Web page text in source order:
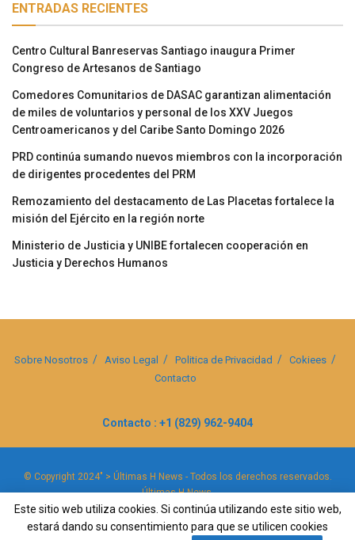
ENTRADAS RECIENTES
Centro Cultural Banreservas Santiago inaugura Primer
Congreso de Artesanos de Santiago
Comedores Comunitarios de DASAC garantizan alimentación
de miles de voluntarios y personal de los XXV Juegos
Centroamericanos y del Caribe Santo Domingo 2026
PRD continúa sumando nuevos miembros con la incorporación
de dirigentes procedentes del PRM
Remozamiento del destacamento de Las Placetas fortalece la
misión del Ejército en la región norte
Ministerio de Justicia y UNIBE fortalecen cooperación en
Justicia y Derechos Humanos
Sobre Nosotros Aviso Legal Politica de Privacidad
Cokiees
Contacto
Contacto : +1 (829) 962-9404
© Copyright 2024" > Últimas H News - Todos los derechos reservados.
Últimas H News.
Este sitio web utiliza cookies. Si continúa utilizando este sitio web,
estará dando su consentimiento para que se utilicen cookies